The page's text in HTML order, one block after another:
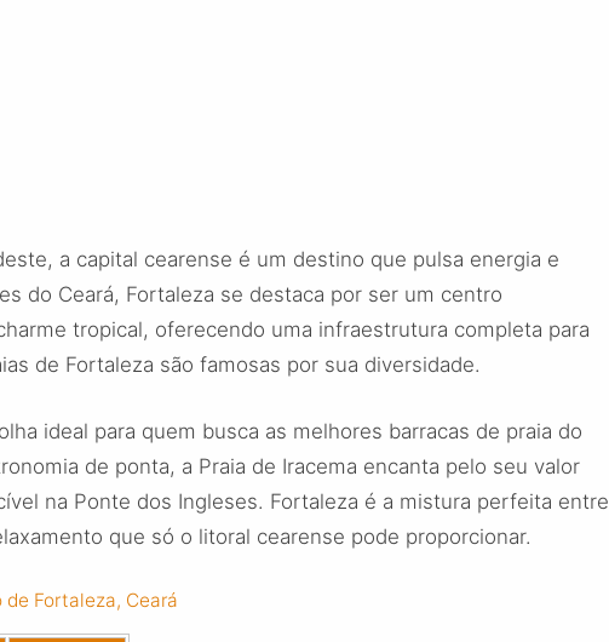
a capital cearense é um destino que pulsa energia e
do Ceará, Fortaleza se destaca por ser um centro
tropical, oferecendo uma infraestrutura completa para
de Fortaleza são famosas por sua diversidade.
ideal para quem busca as melhores barracas de praia do
de ponta, a Praia de Iracema encanta pelo seu valor
na Ponte dos Ingleses. Fortaleza é a mistura perfeita entre
que só o litoral cearense pode proporcionar.
Fortaleza, Ceará